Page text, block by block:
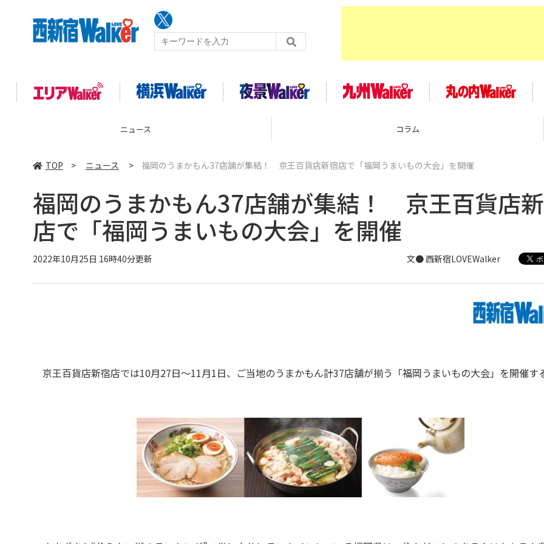
コラム 企画
TOP > ニュース > 福岡のうまかもん37店舗が集結！ 京王百貨店新宿店で「福岡うまいもの大会」を開催
福岡のうまかもん37店舗が集結！ 京王百貨店
店で「福岡うまいもの大会」を開催
2022年10月25日 16時40分更新 文● 西新宿LOVEWalker
京王百貨店新宿店では10月27日～11月1日、ご当地のうまかもん計37店舗が揃う「福岡うまいもの大会」を開催す